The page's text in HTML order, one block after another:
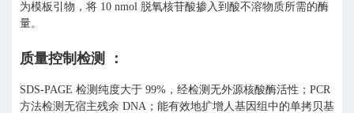
为模板引物，将 10 nmol 脱氧核苷酸掺入到酸不溶物质所需的酶
量。
质量控制检测 ：
SDS-PAGE 检测纯度大于 99%，经检测无外源核酸酶活性；PCR
方法检测无宿主残余 DNA；能有效地扩增人基因组中的单拷贝基